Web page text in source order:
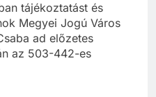
tájékoztatást és
Megyei Jogú Város
ad előzetes
az 503-442-es